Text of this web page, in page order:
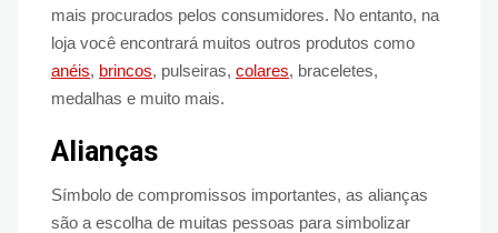
mais procurados pelos consumidores. No entanto, na
loja você encontrará muitos outros produtos como
anéis, brincos, pulseiras, colares, braceletes,
medalhas e muito mais.
Alianças
Símbolo de compromissos importantes, as alianças
são a escolha de muitas pessoas para simbolizar